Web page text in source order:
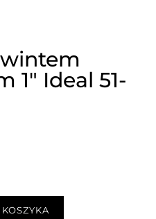
1" Ideal 51-